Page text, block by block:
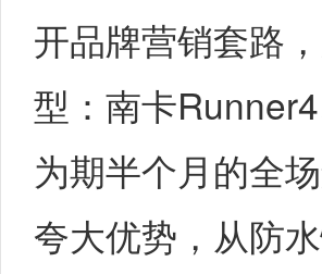
开品牌营销套路
型：南卡
为期半个月的全
夸大优势，从防